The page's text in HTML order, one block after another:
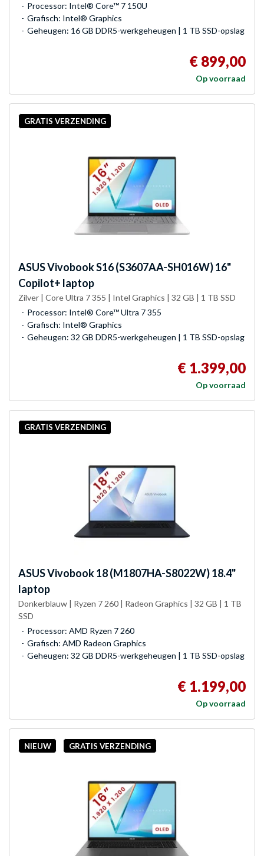
Processor: Intel® Core™ 7 150U
Grafisch: Intel® Graphics
Geheugen: 16 GB DDR5-werkgeheugen | 1 TB SSD-opslag
€ 899,00
Op voorraad
GRATIS VERZENDING
ASUSVivobook S16 (S3607AA-SH016W) 16"
Copilot+ laptop
Zilver | Core Ultra 7 355 | Intel Graphics | 32 GB | 1 TB SSD
Processor: Intel® Core™ Ultra 7 355
Grafisch: Intel® Graphics
Geheugen: 32 GB DDR5-werkgeheugen | 1 TB SSD-opslag
€ 1.399,00
Op voorraad
GRATIS VERZENDING
ASUSVivobook 18 (M1807HA-S8022W) 18.4"
laptop
Donkerblauw | Ryzen 7 260 | Radeon Graphics | 32 GB | 1 TB
SSD
Processor: AMD Ryzen 7 260
Grafisch: AMD Radeon Graphics
Geheugen: 32 GB DDR5-werkgeheugen | 1 TB SSD-opslag
€ 1.199,00
Op voorraad
NIEUW GRATIS VERZENDING